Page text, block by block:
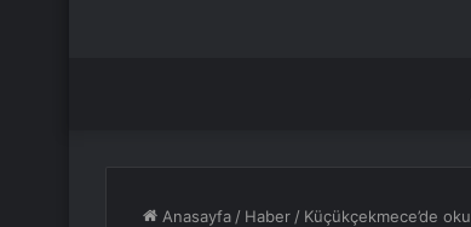
Anasayfa / Haber / Küçükçekmece’de